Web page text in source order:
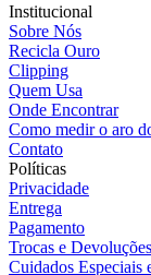
Institucional
Sobre Nós
Recicla Ouro
Clipping
Quem Usa
Onde Encontrar
Como medir o aro
Contato
Políticas
Privacidade
Entrega
Pagamento
Trocas e Devoluções
Cuidados Especiais